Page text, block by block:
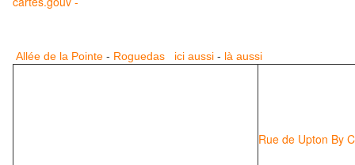
Allée de la Pointe - Roguedas ici aussi - là aussi
Rue de Upton By